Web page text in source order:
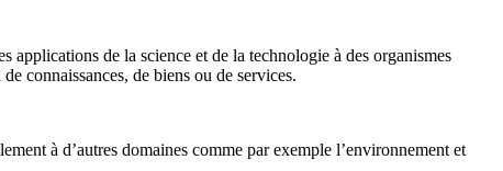
de la science et de la technologie à des organismes
connaissances, de biens ou de services.
à d’autres domaines comme par exemple l’environnement et